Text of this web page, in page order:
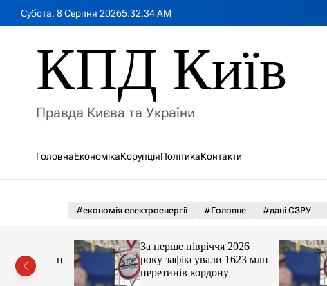
Субота, 8 Серпня 20265:32:36AM
КПД Київ
Правда Києва та України
ГоловнаЕкономікаКорупціяПолітикаКонтакти
#економія електроенергії #Головне #дані СЗРУ
млн
За перше півріччя 2026
року зафіксували 1623 млн
перетинів кордону